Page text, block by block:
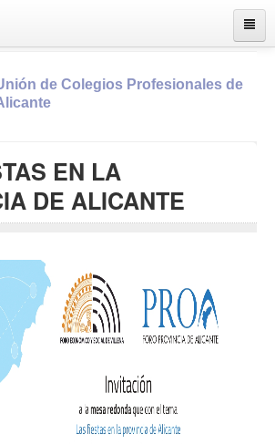
de Colegios Profesionales de
EN LA
DE ALICANTE